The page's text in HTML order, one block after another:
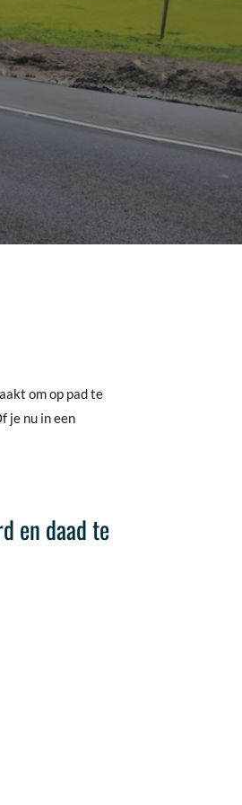
om op pad te
je nu in een
en daad te